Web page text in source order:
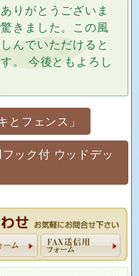
りがとうございま
きました。この風
んでいただけると
。 今後ともよろし
とフェンス」
ック付 ウッドデッ